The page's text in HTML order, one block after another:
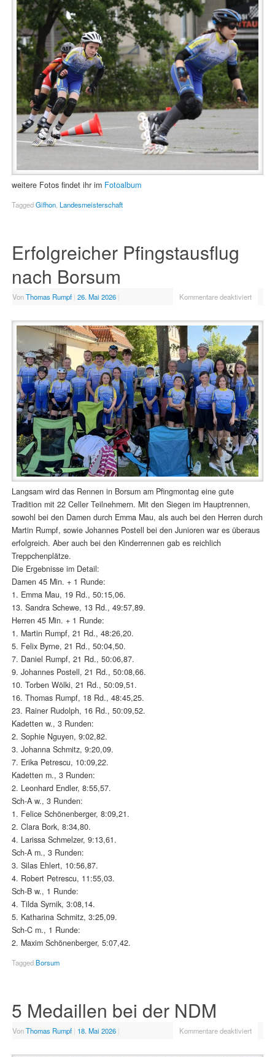
weitere Fotos findet ihr im Fotoalbum
TaggedGifhon, Landesmeisterschaft
Erfolgreicher Pfingstausflug
nach Borsum
VonThomas Rumpf | 26. Mai 2026 | Kommentare deaktiviert
Langsam wird das Rennen in Borsum am Pfingmontag eine gute
Tradition mit 22 Celler Teilnehmern. Mit den Siegen im Hauptrennen,
sowohl bei den Damen durch Emma Mau, als auch bei den Herren durch
Martin Rumpf, sowie Johannes Postell bei den Junioren war es überaus
erfolgreich. Aber auch bei den Kinderrennen gab es reichlich
Treppchenplätze.
Die Ergebnisse im Detail:
Damen 45 Min. + 1 Runde:
1. Emma Mau, 19 Rd., 50:15,06.
13. Sandra Schewe, 13 Rd., 49:57,89.
Herren 45 Min. + 1 Runde:
1. Martin Rumpf, 21 Rd., 48:26,20.
5. Felix Byrne, 21 Rd., 50:04,50.
7. Daniel Rumpf, 21 Rd., 50:06,87.
9. Johannes Postell, 21 Rd., 50:08,66.
10. Torben Wölki, 21 Rd., 50:09,51.
16. Thomas Rumpf, 18 Rd., 48:45,25.
23. Rainer Rudolph, 16 Rd., 50:09,52.
Kadetten w., 3 Runden:
2. Sophie Nguyen, 9:02,82.
3. Johanna Schmitz, 9:20,09.
7. Erika Petrescu, 10:09,22.
Kadetten m., 3 Runden:
2. Leonhard Endler, 8:55,57.
Sch-A w., 3 Runden:
1. Felice Schönenberger, 8:09,21.
2. Clara Bork, 8:34,80.
4. Larissa Schmelzer, 9:13,61.
Sch-A m., 3 Runden:
3. Silas Ehlert, 10:56,87.
4. Robert Petrescu, 11:55,03.
Sch-B w., 1 Runde:
4. Tilda Syrnik, 3:08,14.
5. Katharina Schmitz, 3:25,09.
Sch-C m., 1 Runde:
2. Maxim Schönenberger, 5:07,42.
TaggedBorsum
5 Medaillen bei der NDM
VonThomas Rumpf | 18. Mai 2026 | Kommentare deaktiviert